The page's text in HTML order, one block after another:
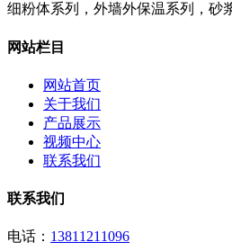
细粉体系列，外墙外保温系列，砂
网站栏目
网站首页
关于我们
产品展示
视频中心
联系我们
联系我们
电话： 13811211096